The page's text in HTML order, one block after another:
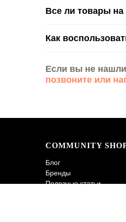
Все ли товары на
Как
Если вы не
позвоните или
COMMUNITY
Блог
Бренды
Полезные статьи